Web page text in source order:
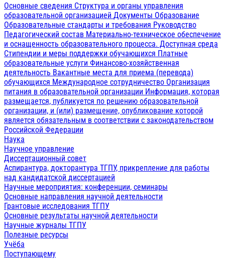
Основные сведения Структура и органы управления
образовательной организацией Документы Образование
Образовательные стандарты и требования Руководство
Педагогический состав Материально-техническое обеспечение
и оснащенность образовательного процесса. Доступная среда
Стипендии и меры поддержки обучающихся Платные
образовательные услуги Финансово-хозяйственная
деятельность Вакантные места для приема (перевода)
обучающихся Международное сотрудничество Организация
питания в образовательной организации Информация, которая
размещается, публикуется по решению образовательной
организации, и (или) размещение, опубликование которой
является обязательным в соответствии с законодательством
Российской Федерации
Наука
Научное управление
Диссертационный совет
Аспирантура, докторантура ТГПУ, прикрепление для работы
над кандидатской диссертацией
Научные мероприятия: конференции, семинары
Основные направления научной деятельности
Грантовые исследования ТГПУ
Основные результаты научной деятельности
Научные журналы ТГПУ
Полезные ресурсы
Учёба
Поступающему